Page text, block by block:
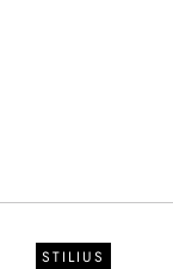
STILIUS